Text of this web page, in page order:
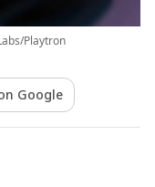
Playtron
Google